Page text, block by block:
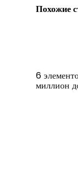
Похожие
6
миллион